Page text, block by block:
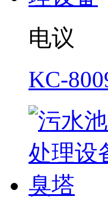
电议
KC-